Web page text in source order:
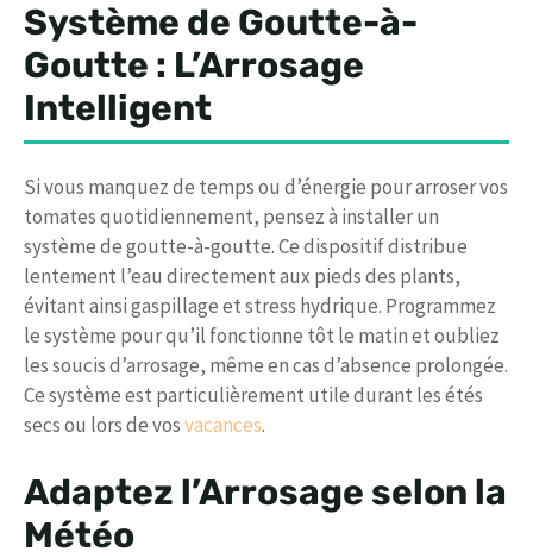
Système de Goutte-à-
Goutte : L’Arrosage
Intelligent
Si vous manquez de temps ou d’énergie pour arroser vos
tomates quotidiennement, pensez à installer un
système de goutte-à-goutte. Ce dispositif distribue
lentement l’eau directement aux pieds des plants,
évitant ainsi gaspillage et stress hydrique. Programmez
le système pour qu’il fonctionne tôt le matin et oubliez
les soucis d’arrosage, même en cas d’absence prolongée.
Ce système est particulièrement utile durant les étés
secs ou lors de vosvacances.
Adaptez l’Arrosage selon la
Météo